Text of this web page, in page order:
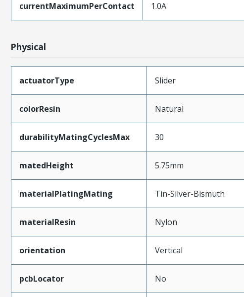
currentMaximumPerContact 1.0A
Physical
actuatorType Slider
colorResin Natural
durabilityMatingCyclesMax 30
matedHeight 5.75mm
materialPlatingMating Tin-Silver-Bismuth
materialResin Nylon
orientation Vertical
pcbLocator No